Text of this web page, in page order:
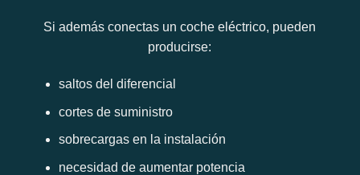
Si además conectas un coche eléctrico, pueden
producirse:
saltos del diferencial
cortes de suministro
sobrecargas en la instalación
necesidad de aumentar potencia